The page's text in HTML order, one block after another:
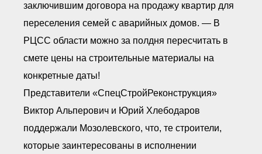
заключившим договора на продажу квартир для
переселения семей с аварийных домов. — В
РЦСС области можно за полдня пересчитать в
смете цены на строительные материалы на
конкретные даты!
Представители «СпецСтройРеконструкция»
Виктор Альперович и Юрий Хлебодаров
поддержали Мозолевского, что, те строители,
которые заинтересованы в исполнении